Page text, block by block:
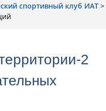
cпортивный клуб ИАТ >
2